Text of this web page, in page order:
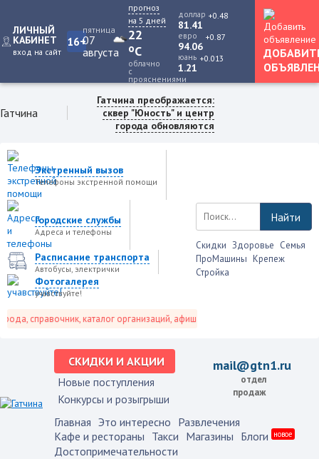
ЛИЧНЫЙ
КАБИНЕТ
вход на сайт
16+
пятница
07
августа
прогноз
на 5 дней
22
oC
облачно
с
прояснениями
доллар
81.41
+0.48
евро
94.06
+0.87
юань
1.21
+0.013
Гатчина
Гатчина преображается:
сквер "Юность" и центр
города обновляются
Экстренный вызов
Телефоны экстренной помощи
Городские службы
Адреса и телефоны
Расписание транспорта
Автобусы, электрички
Фотогалерея
учавствуйте!
справочник, каталог организаций, афиша событий и не только это.
Найти
Скидки Здоровье Семья
ПроМашины Крепеж
Стройка
СКИДКИ И АКЦИИ
Новые поступления
Конкурсы и розыгрыши
mail@gtn1.ru
отдел
продаж
Главная Это интересно Развлечения
Кафе и рестораны Такси Магазины Блоги новое
Достопримечательности